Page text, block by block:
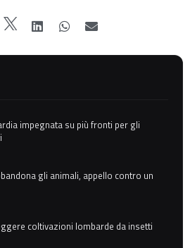
impegnata su più fronti per gli
gli animali, appello contro un
coltivazioni lombarde da insetti